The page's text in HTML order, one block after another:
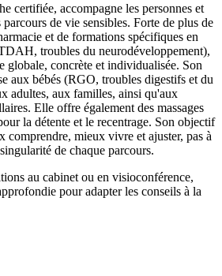
certifiée, accompagne les personnes et
de vie sensibles. Forte de plus de
et de formations spécifiques en
troubles du neurodéveloppement),
globale, concrète et individualisée. Son
aux bébés (RGO, troubles digestifs et du
adultes, aux familles, ainsi qu'aux
Elle offre également des massages
la détente et le recentrage. Son objectif
comprendre, mieux vivre et ajuster, pas à
de chaque parcours.
au cabinet ou en visioconférence,
pour adapter les conseils à la